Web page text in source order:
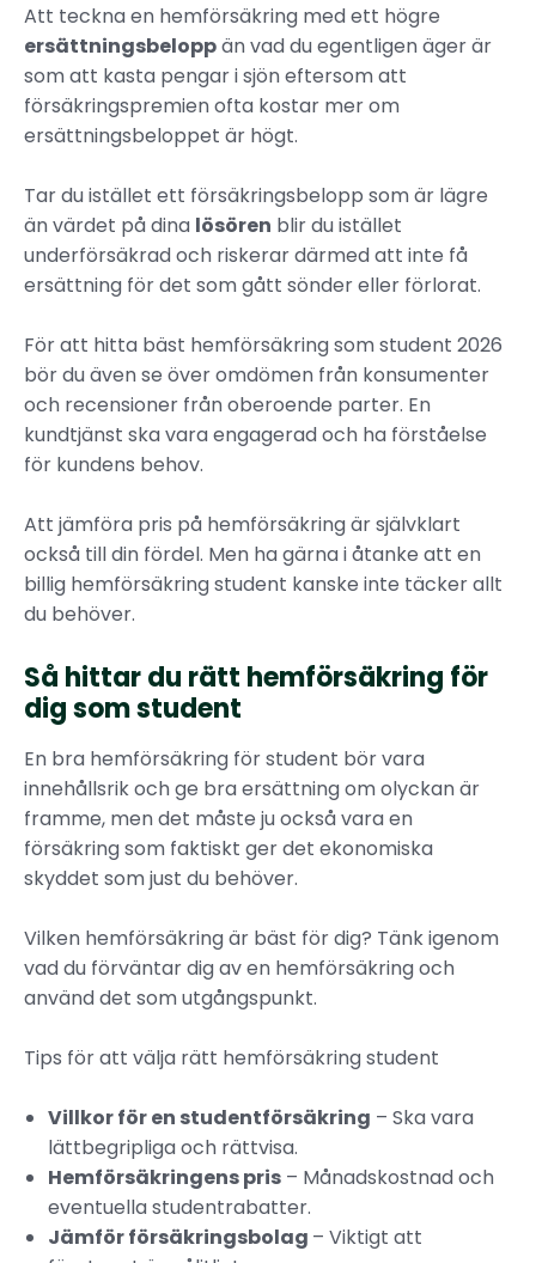
Att teckna en hemförsäkring med ett högre
ersättningsbeloppän vad du egentligen äger är
som att kasta pengar i sjön eftersom att
försäkringspremien ofta kostar mer om
ersättningsbeloppet är högt.
Tar du istället ett försäkringsbelopp som är lägre
än värdet på dina lösören blir du istället
underförsäkrad och riskerar därmed att inte få
ersättning för det som gått sönder eller förlorat.
För att hitta bäst hemförsäkring som student 2026
bör du även se över omdömen från konsumenter
och recensioner från oberoende parter. En
kundtjänst ska vara engagerad och ha förståelse
för kundens behov.
Att jämföra pris på hemförsäkring är självklart
också till din fördel. Men ha gärna i åtanke att en
billig hemförsäkring student kanske inte täcker allt
du behöver.
Så hittar du rätt hemförsäkring för
dig som student
En bra hemförsäkring för student bör vara
innehållsrik och ge bra ersättning om olyckan är
framme, men det måste ju också vara en
försäkring som faktiskt ger det ekonomiska
skyddet som just du behöver.
Vilken hemförsäkring är bäst för dig? Tänk igenom
vad du förväntar dig av en hemförsäkring och
använd det som utgångspunkt.
Tips för att välja rätt hemförsäkring student
Villkor för en studentförsäkring – Ska vara
lättbegripliga och rättvisa.
Hemförsäkringens pris – Månadskostnad och
eventuella studentrabatter.
Jämför försäkringsbolag – Viktigt att